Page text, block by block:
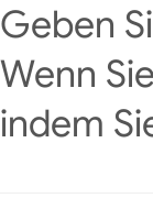
Geben
Wenn
indem